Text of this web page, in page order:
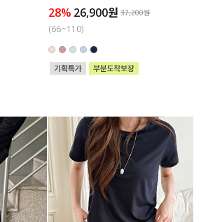
28% 26,900원 37,200원
(66~110)